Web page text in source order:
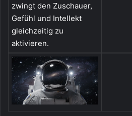
zwingt den Zuschauer,
Gefühl und Intellekt
gleichzeitig zu
aktivieren.